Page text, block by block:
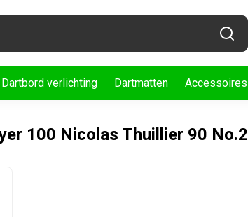
Dartbord verlichting Dartmatten Accessoires
100 Nicolas Thuillier 90 No.2